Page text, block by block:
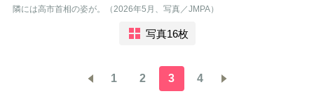
隣には高市首相の姿が。（2026年5月、写真／JMPA）
写真16枚
1 2 3 4